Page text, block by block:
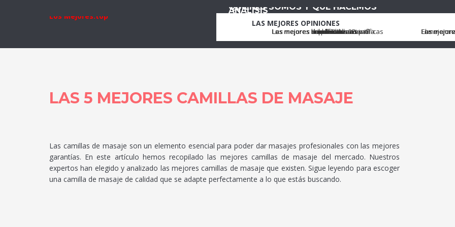
Los Mejores.top
QUIÉNES SOMOS Y QUÉ HACEMOS
ANÁLISIS
LAS MEJORES OPINIONES
Los mejores smart TV El mejor
Las mejores calculadoras científicas Las
Los mejores amplificadores wifi Los
Los mejores drones Los
Los mejores smartwatch Los
Los mejores móviles Huawei Los
Las mejores impresoras 3D Los
Las mejores barbacoas Las
Los mejores microondas Las
Las mejores licuadoras Las
Las mejores tiendas de campaña Los
LAS 5 MEJORES CAMILLAS DE MASAJE
Las camillas de masaje son un elemento esencial para poder dar masajes profesionales con las mejores
garantías. En este artículo hemos recopilado las mejores camillas de masaje del mercado. Nuestros
expertos han elegido y analizado las mejores camillas de masaje que existen. Sigue leyendo para escoger
una camilla de masaje de calidad que se adapte perfectamente a lo que estás buscando.